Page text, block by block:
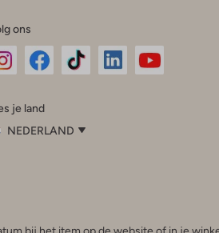
ons
Facebook
je land
NEDERLAND
België (Nederlands)